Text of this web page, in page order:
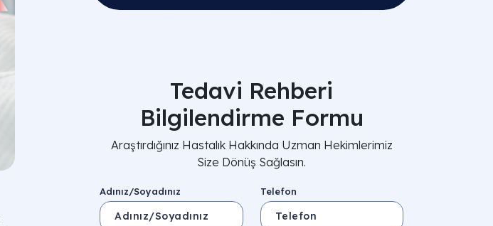
Tedavi Rehberi
Bilgilendirme Formu
Araştırdığınız Hastalık Hakkında Uzman Hekimlerimiz
Size Dönüş Sağlasın.
Adınız/Soyadınız Telefon